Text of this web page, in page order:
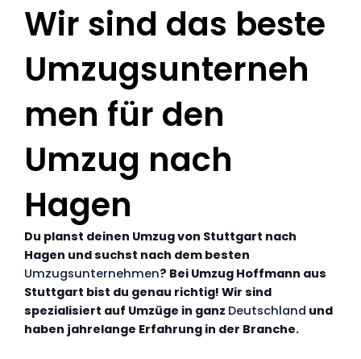
Wir sind das beste
Umzugsunterneh
men für den
Umzug nach
Hagen
Du planst deinen Umzug von Stuttgart nach
Hagen und suchst nach dem besten
Umzugsunternehmen? Bei Umzug Hoffmann aus
Stuttgart bist du genau richtig! Wir sind
spezialisiert auf Umzüge in ganz Deutschland und
haben jahrelange Erfahrung in der Branche.